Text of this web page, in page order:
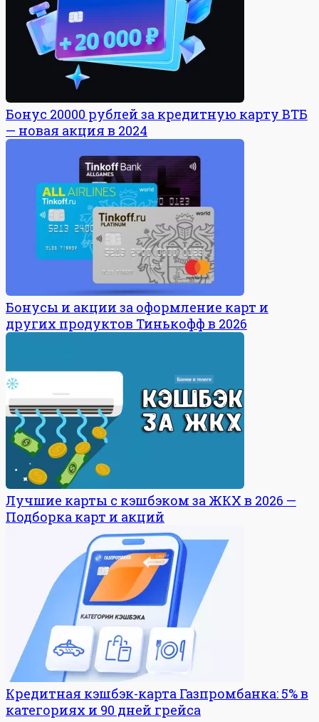
Бонус 20000 рублей за кредитную карту ВТБ
— новая акция в 2024
Бонусы и акции за оформление карт и
других продуктов Тинькофф в 2026
Лучшие карты с кэшбэком за ЖКХ в 2026 —
Подборка карт и акций
Кредитная кэшбэк-карта Газпромбанка: 5% в
категориях и 90 дней грейса